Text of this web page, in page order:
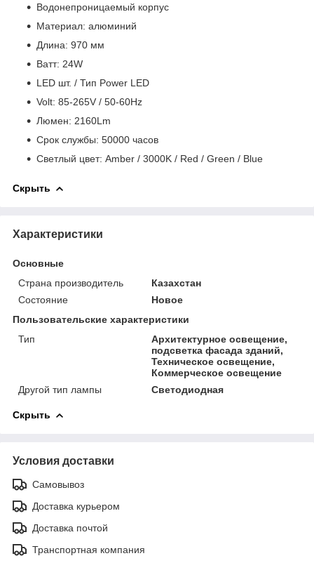
Водонепроницаемый корпус
Материал: алюминий
Длина: 970 мм
Bатт: 24W
LED шт. / Тип Power LED
Volt: 85-265V / 50-60Hz
Люмен: 2160Lm
Срок службы: 50000 часов
Светлый цвет: Amber / 3000K / Red / Green / Blue
Скрыть
Характеристики
Основные
Страна производитель
Казахстан
Состояние
Новое
Пользовательские характеристики
Тип
Архитектурное освещение,
подсветка фасада зданий,
Техническое освещение,
Коммерческое освещение
Другой тип лампы
Светодиодная
Скрыть
Условия доставки
Самовывоз
Доставка курьером
Доставка почтой
Транспортная компания